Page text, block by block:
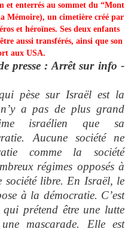
et enterrés au sommet du “Mont
Mémoire), un cimetière créé par
et héroïnes. Ses deux enfants
aussi transférés, ainsi que son
aux USA.
presse : Arrêt sur info -
pèse sur Israël est la
a pas de plus grand
israélien que sa
Aucune société ne
comme la société
régimes opposés à
société libre. En Israël, le
à la démocratie. C’est
prétend être une lutte
mascarade. Elle est